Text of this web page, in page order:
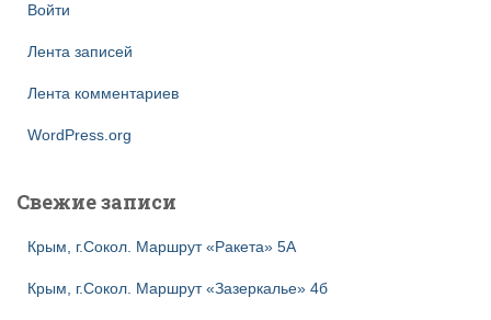
Войти
Лента записей
Лента комментариев
WordPress.org
Свежие записи
Крым, г.Сокол. Маршрут «Ракета» 5А
Крым, г.Сокол. Маршрут «Зазеркалье» 4б